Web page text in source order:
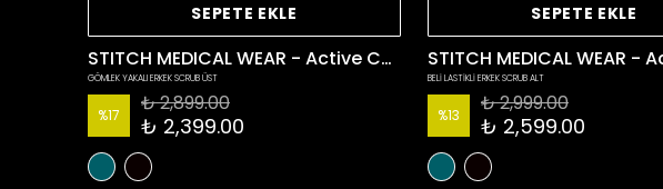
SEPETE EKLE
STITCH MEDICAL WEAR - Active Collection
GÖMLEK YAKALI ERKEK SCRUB ÜST
%17 ₺ 2,899.00
₺ 2,399.00
SEPETE EKLE
BELİ LASTİKLİ ERKEK SCRUB ALT
%13 ₺ 2,999.00
₺ 2,599.00